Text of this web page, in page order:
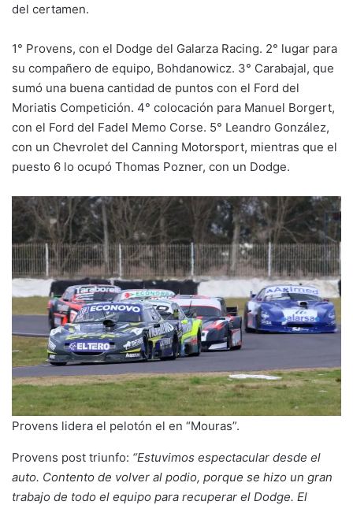
del certamen.
1° Provens, con el Dodge del Galarza Racing. 2° lugar para
su compañero de equipo, Bohdanowicz. 3° Carabajal, que
sumó una buena cantidad de puntos con el Ford del
Moriatis Competición. 4° colocación para Manuel Borgert,
con el Ford del Fadel Memo Corse. 5° Leandro González,
con un Chevrolet del Canning Motorsport, mientras que el
puesto 6 lo ocupó Thomas Pozner, con un Dodge.
Provens lidera el pelotón el en “Mouras”.
Provens post triunfo: “Estuvimos espectacular desde el
auto. Contento de volver al podio, porque se hizo un gran
trabajo de todo el equipo para recuperar el Dodge. El